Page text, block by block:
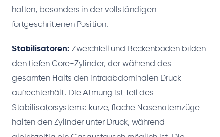
halten, besonders in der vollständigen
fortgeschrittenen Position.
Stabilisatoren: Zwerchfell und Beckenboden bilden
den tiefen Core-Zylinder, der während des
gesamten Halts den intraabdominalen Druck
aufrechterhält. Die Atmung ist Teil des
Stabilisatorsystems: kurze, flache Nasenatemzüge
halten den Zylinder unter Druck, während